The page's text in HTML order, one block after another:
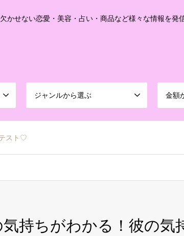
かせない恋愛・美容・占い・商品など様々な情報を発
ジャンルから選ぶ 金額
スト♡
気持ちがわかる！彼の